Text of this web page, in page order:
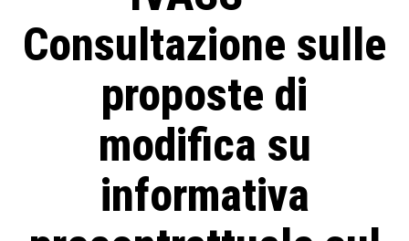
Consultazione sulle
proposte di
modifica su
informativa